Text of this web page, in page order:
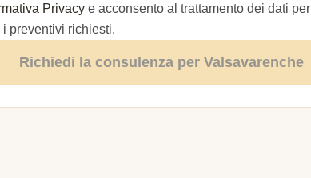
Privacy e acconsento al trattamento dei dati
preventivi richiesti.
Richiedi la consulenza per Valsavarenche